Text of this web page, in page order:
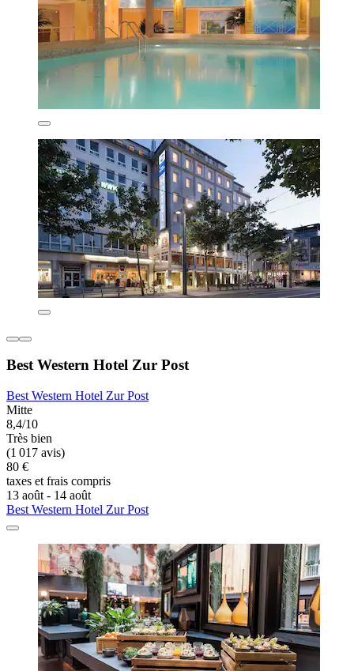
Best Western Hotel Zur Post
Best Western Hotel Zur Post
Mitte
8,4/10
Très bien
(1 017 avis)
80 €
taxes et frais compris
13 août - 14 août
Best Western Hotel Zur Post